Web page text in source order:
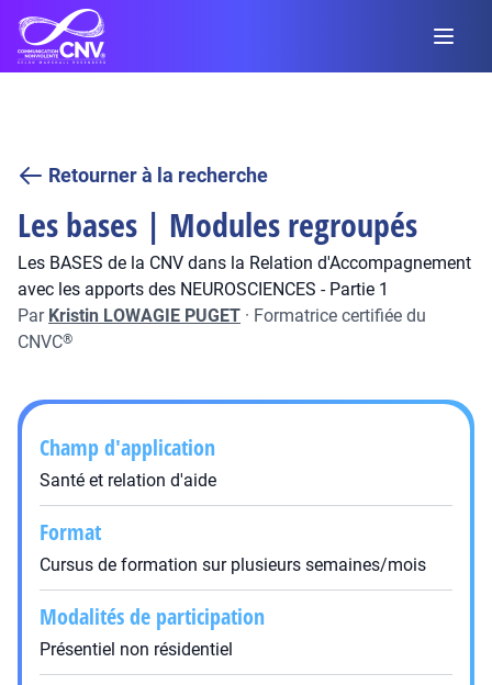
Retourner à la recherche
Les bases | Modules regroupés
Les BASES de la CNV dans la Relation d'Accompagnement
avec les apports des NEUROSCIENCES - Partie 1
Par Kristin LOWAGIE PUGET · Formatrice certifiée du
CNVC®
Champ d'application
Santé et relation d'aide
Format
Cursus de formation sur plusieurs semaines/mois
Modalités de participation
Présentiel non résidentiel